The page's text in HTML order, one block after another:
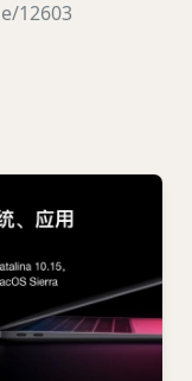
12603